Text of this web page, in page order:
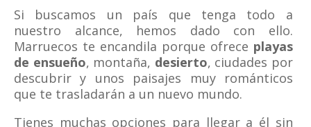
Si buscamos un país que tenga todo a
nuestro alcance, hemos dado con ello.
Marruecos te encandila porque ofrece playas
de ensueño, montaña, desierto, ciudades por
descubrir y unos paisajes muy románticos
que te trasladarán a un nuevo mundo.
Tienes muchas opciones para llegar a él sin